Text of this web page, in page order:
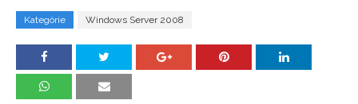
Kategórie Windows Server 2008